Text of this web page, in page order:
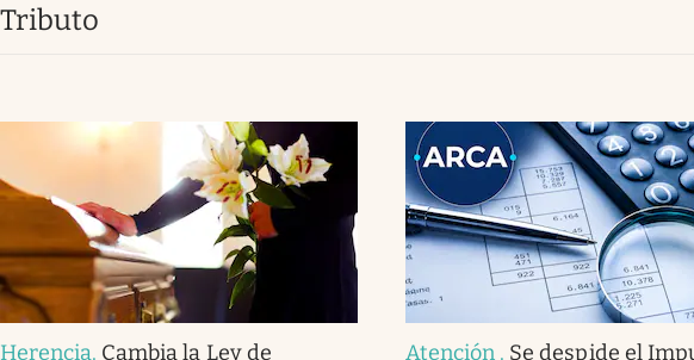
Eventos Corporativos
El Cronista Studio
abre en nueva pestaña
tributo
Herencia. Cambia la Ley de
Atención . Se despide el